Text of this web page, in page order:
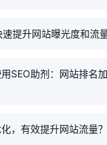
提升网站曝光度和流
SEO助剂：网站排名
，有效提升网站流量？